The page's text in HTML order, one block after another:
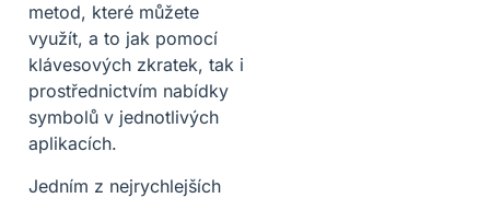
metod, které můžete
využít, a to jak pomocí
klávesových zkratek, tak i
prostřednictvím nabídky
symbolů v jednotlivých
aplikacích.
Jedním z nejrychlejších